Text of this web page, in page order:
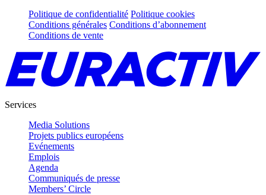
Politique de confidentialité Politique cookies
Conditions générales Conditions d’abonnement
Conditions de vente
Services
Media Solutions
Projets publics européens
Evénements
Emplois
Agenda
Communiqués de presse
Members’ Circle